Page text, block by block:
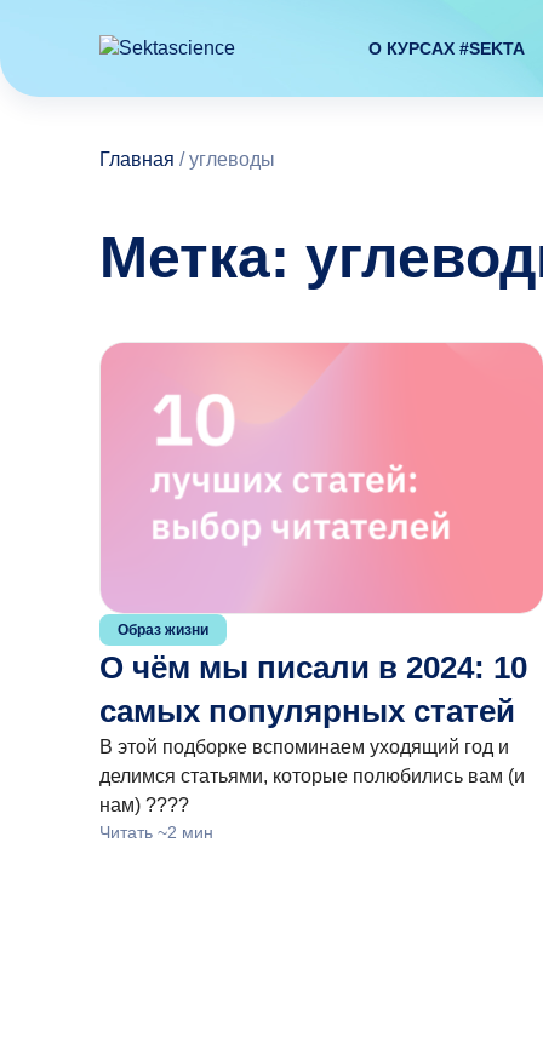
О КУРСАХ #SEKTA
Главная /углеводы
Метка:
Образ жизни
О чём мы писали в 2024: 10
самых популярных статей
В этой подборке вспоминаем уходящий год и
делимся статьями, которые полюбились вам (и
нам) ????
Читать ~2 мин